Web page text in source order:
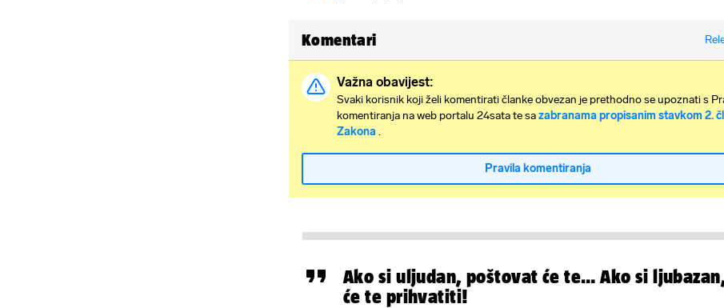
Komentari
Važna obavijest:
Svaki korisnik koji želi komentirati članke obvezan je prethodno se upoznati s
komentiranja na web portalu 24sata te sazabranama propisanim stavkom 2.
Zakona .
Pravila komentiranja
Ako si uljudan, poštovat će te… Ako si
će te prihvatiti!